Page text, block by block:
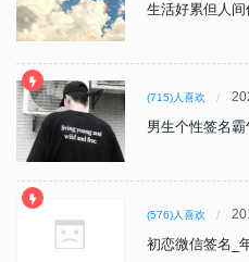
生活好累但人
(715)人喜欢
男生个性签名
(576)人喜欢
初恋微信签名_